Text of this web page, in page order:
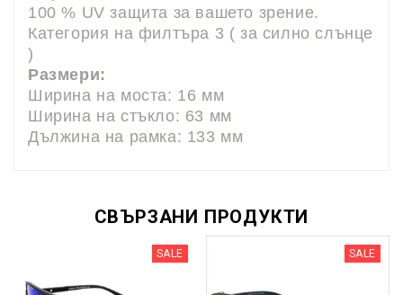
100 % UV защита за вашето зрение.
Категория на филтъра 3 ( за силно слънце
)
Размери:
Ширина на моста: 16 мм
Ширина на стъкло: 63 мм
Дължина на рамка: 133 мм
СВЪРЗАНИ ПРОДУКТИ
SALE SALE